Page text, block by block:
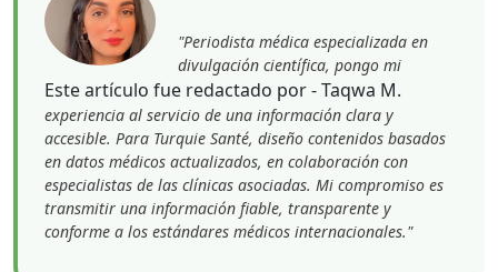
Este artículo fue redactado por - Taqwa M.
"Periodista médica especializada en
divulgación científica, pongo mi
experiencia al servicio de una información clara y
accesible. Para Turquie Santé, diseño contenidos basados
en datos médicos actualizados, en colaboración con
especialistas de las clínicas asociadas. Mi compromiso es
transmitir una información fiable, transparente y
conforme a los estándares médicos internacionales."